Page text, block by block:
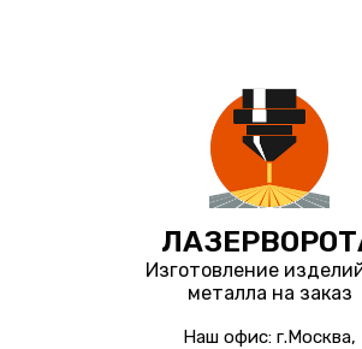
Изготовление
металла на заказ
Наш офис: г.Москва,